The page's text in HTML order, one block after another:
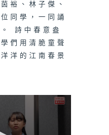
裕、林子傑、
同學，一同誦
詩中春意盎
們用清脆童聲
洋的江南春景